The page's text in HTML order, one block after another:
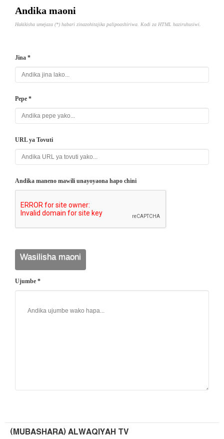
Andika maoni
Hakikisha umejaza (*) habari zinazohitajika palipoashiriwa. Kodi za HTML haziruhusiwi.
Jina *
Pepe *
URL ya Tovuti
Andika maneno mawili unayoyaona hapo chini
Ujumbe *
(MUBASHARA) ALWAQIYAH TV